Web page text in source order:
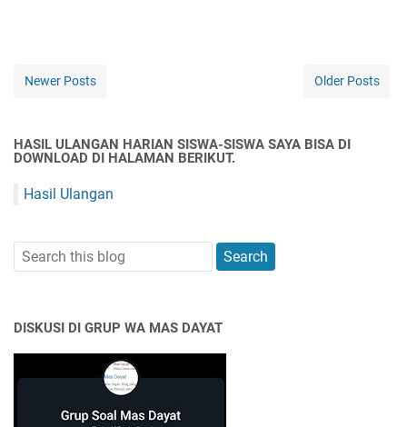
Newer Posts Older Posts
HASIL ULANGAN HARIAN SISWA-SISWA SAYA BISA DI
DOWNLOAD DI HALAMAN BERIKUT.
Hasil Ulangan
DISKUSI DI GRUP WA MAS DAYAT